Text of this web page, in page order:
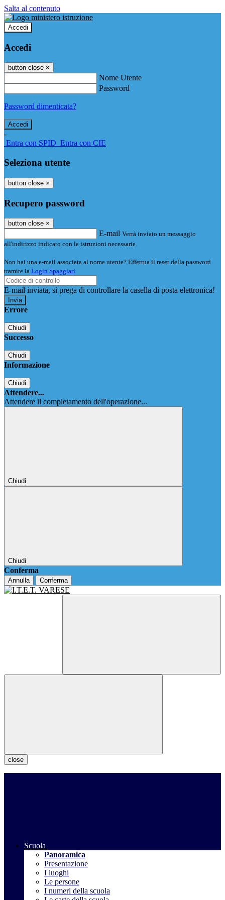
Salta al contenuto
Accedi
Accedi
button close ×
Nome Utente
Password
Password dimenticata?
-
Entra con SPID Entra con CIE
Seleziona utente
button close ×
Recupero password
button close ×
E-mail Verrà inviato un messaggio
all'indirizzo indicato con le istruzioni necessarie.
Non hai una e-mail associata al nome utente? Effettua il reset della password
tramite la Login Spaggiari
E-mail inviata, si prega di controllare la casella di posta elettronica!
Errore
Chiudi
Successo
Chiudi
Informazione
Chiudi
Attendere...
Attendere il completamento dell'operazione...
Chiudi
Chiudi
Conferma
Annulla Conferma
close
Scuola
Panoramica
Presentazione
I luoghi
Le persone
I numeri della scuola